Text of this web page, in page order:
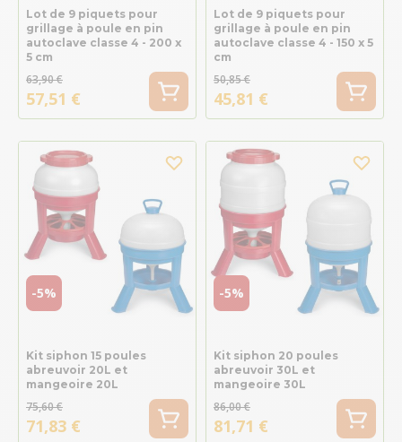
Lot de 9 piquets pour
grillage à poule en pin
autoclave classe 4 - 200 x
5 cm
63,90 €
57,51 €
Lot de 9 piquets pour
grillage à poule en pin
autoclave classe 4 - 150 x 5
cm
50,85 €
45,81 €
-5%
Kit siphon 15 poules
abreuvoir 20L et
mangeoire 20L
75,60 €
71,83 €
-5%
Kit siphon 20 poules
abreuvoir 30L et
mangeoire 30L
86,00 €
81,71 €